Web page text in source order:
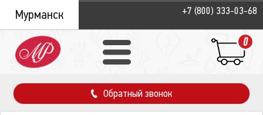
Мурманск +7 (800) 333-03-68
0
Обратный звонок